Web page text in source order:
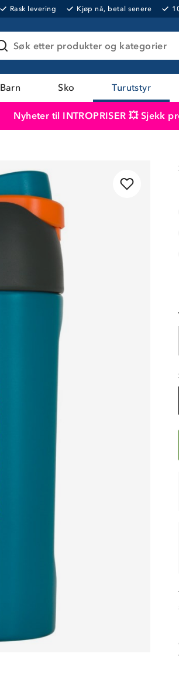
Rask levering Kjøp nå, betal senere
Søk etter produkter og kategorier
Barn Sko Turutstyr
Nyheter til INTROPRISER 💥 Sjekk